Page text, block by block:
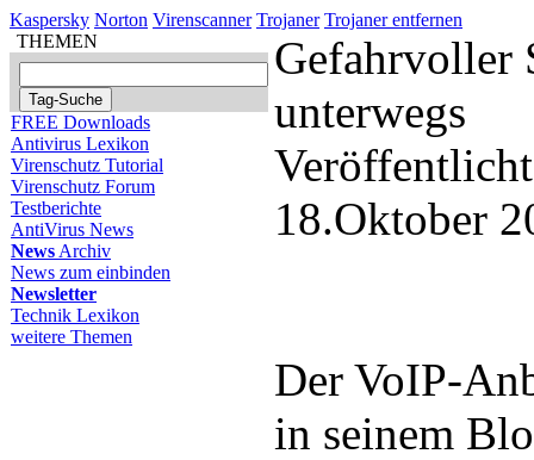
Kaspersky Norton Virenscanner Trojaner Trojaner entfernen
THEMEN
FREE Downloads
Antivirus Lexikon
Virenschutz Tutorial
Virenschutz Forum
Testberichte
AntiVirus News
News Archiv
News zum einbinden
Newsletter
Technik Lexikon
weitere Themen
Gefahrvoller
unterwegs
18.Oktober
Der VoIP-
in seinem